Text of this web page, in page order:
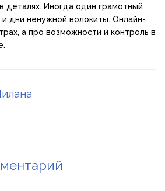
деталях. Иногда один грамотный
дни ненужной волокиты. Онлайн-
а про возможности и контроль в